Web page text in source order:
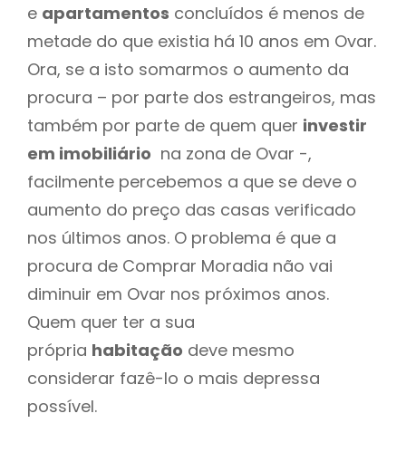
e apartamentos concluídos é menos de
metade do que existia há 10 anos em Ovar.
Ora, se a isto somarmos o aumento da
procura – por parte dos estrangeiros, mas
também por parte de quem quer investir
em imobiliário na zona de Ovar -,
facilmente percebemos a que se deve o
aumento do preço das casas verificado
nos últimos anos. O problema é que a
procura de Comprar Moradia não vai
diminuir em Ovar nos próximos anos.
Quem quer ter a sua
própria habitação deve mesmo
considerar fazê-lo o mais depressa
possível.